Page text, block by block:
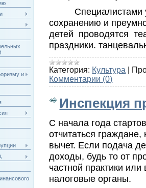
и
Специалистами
сохранению и
детей проводятся
праздники.
Категория: Культура
Комментарии (0)
Инспекция
С начала года
отчитаться
вычет. Если подача
доходы, будь то от
частной практики
налоговые органы.